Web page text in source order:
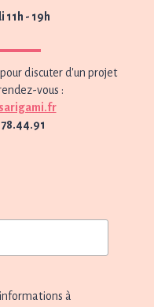
11h - 19h
discuter d'un projet
vous :
à